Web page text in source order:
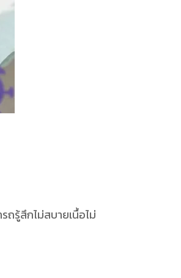
ถรู้สึกไม่สบายเนื้อไม่